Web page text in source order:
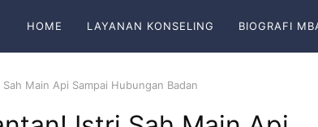
HOME LAYANAN KONSELING BIOGRAFI
Main Api Sampai Hubungan Badan